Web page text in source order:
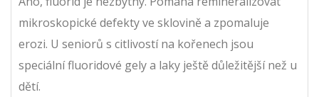
mikroskopické defekty ve sklovině a zpomaluje
erozi. U seniorů s citlivostí na kořenech jsou
speciální fluoridové gely a laky ještě důležitější než u
dětí.